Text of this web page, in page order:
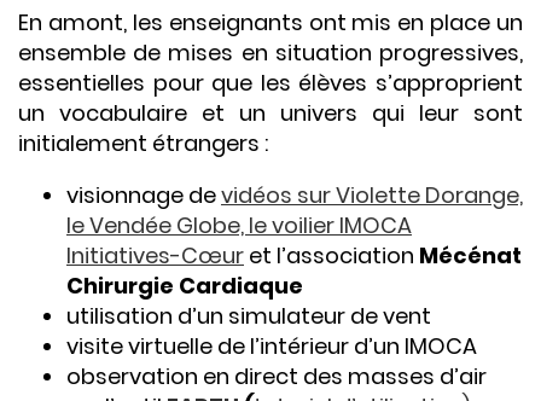
En amont, les enseignants ont mis en place un
ensemble de mises en situation progressives,
essentielles pour que les élèves s’approprient
un vocabulaire et un univers qui leur sont
initialement étrangers :
visionnage devidéos sur Violette Dorange,
le Vendée Globe, le voilier IMOCA
Initiatives-Cœur et l’association Mécénat
Chirurgie Cardiaque
utilisation d’un simulateur de vent
visite virtuelle de l’intérieur d’un IMOCA
observation en direct des masses d’air